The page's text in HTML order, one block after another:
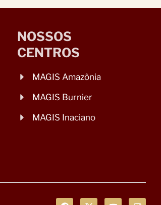
NOSSOS
CENTROS
MAGIS Amazônia
MAGIS Burnier
MAGIS Inaciano